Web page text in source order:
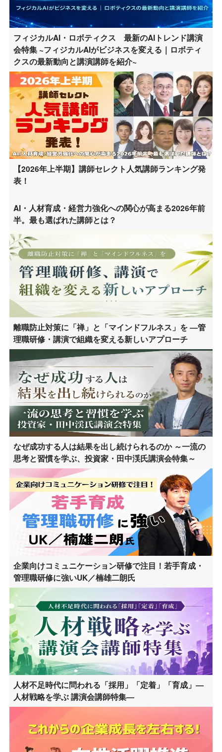
フィジカルAI・ロボティクス 最新のAIトレンド講演
会特集 ~フィジカルAIがビジネスを変える｜ロボティ
クスの最新動向と講演講師を紹介~
【2026年上半期】講師セレクト人気講師ランキング発
表！
AI・人材育成・経営力強化への関心が高まる2026年前
半。最も選ばれた講師とは？
離職防止対策に「禅」と「マインドフルネス」を ―管
理職研修・講演で組織を変える新しいアプローチ
なぜ成功する人は結果を出し続けられるのか ～一流の
思考と習慣を学ぶ、投資家・田中渓氏講演会特集～
企業向けコミュニケーション研修で注目！若手育成・
管理職研修に強いUK／楠雄二朗氏
人材不足時代に問われる「採用」「定着」「育成」―
人材戦略を学ぶ 講演会講師特集―